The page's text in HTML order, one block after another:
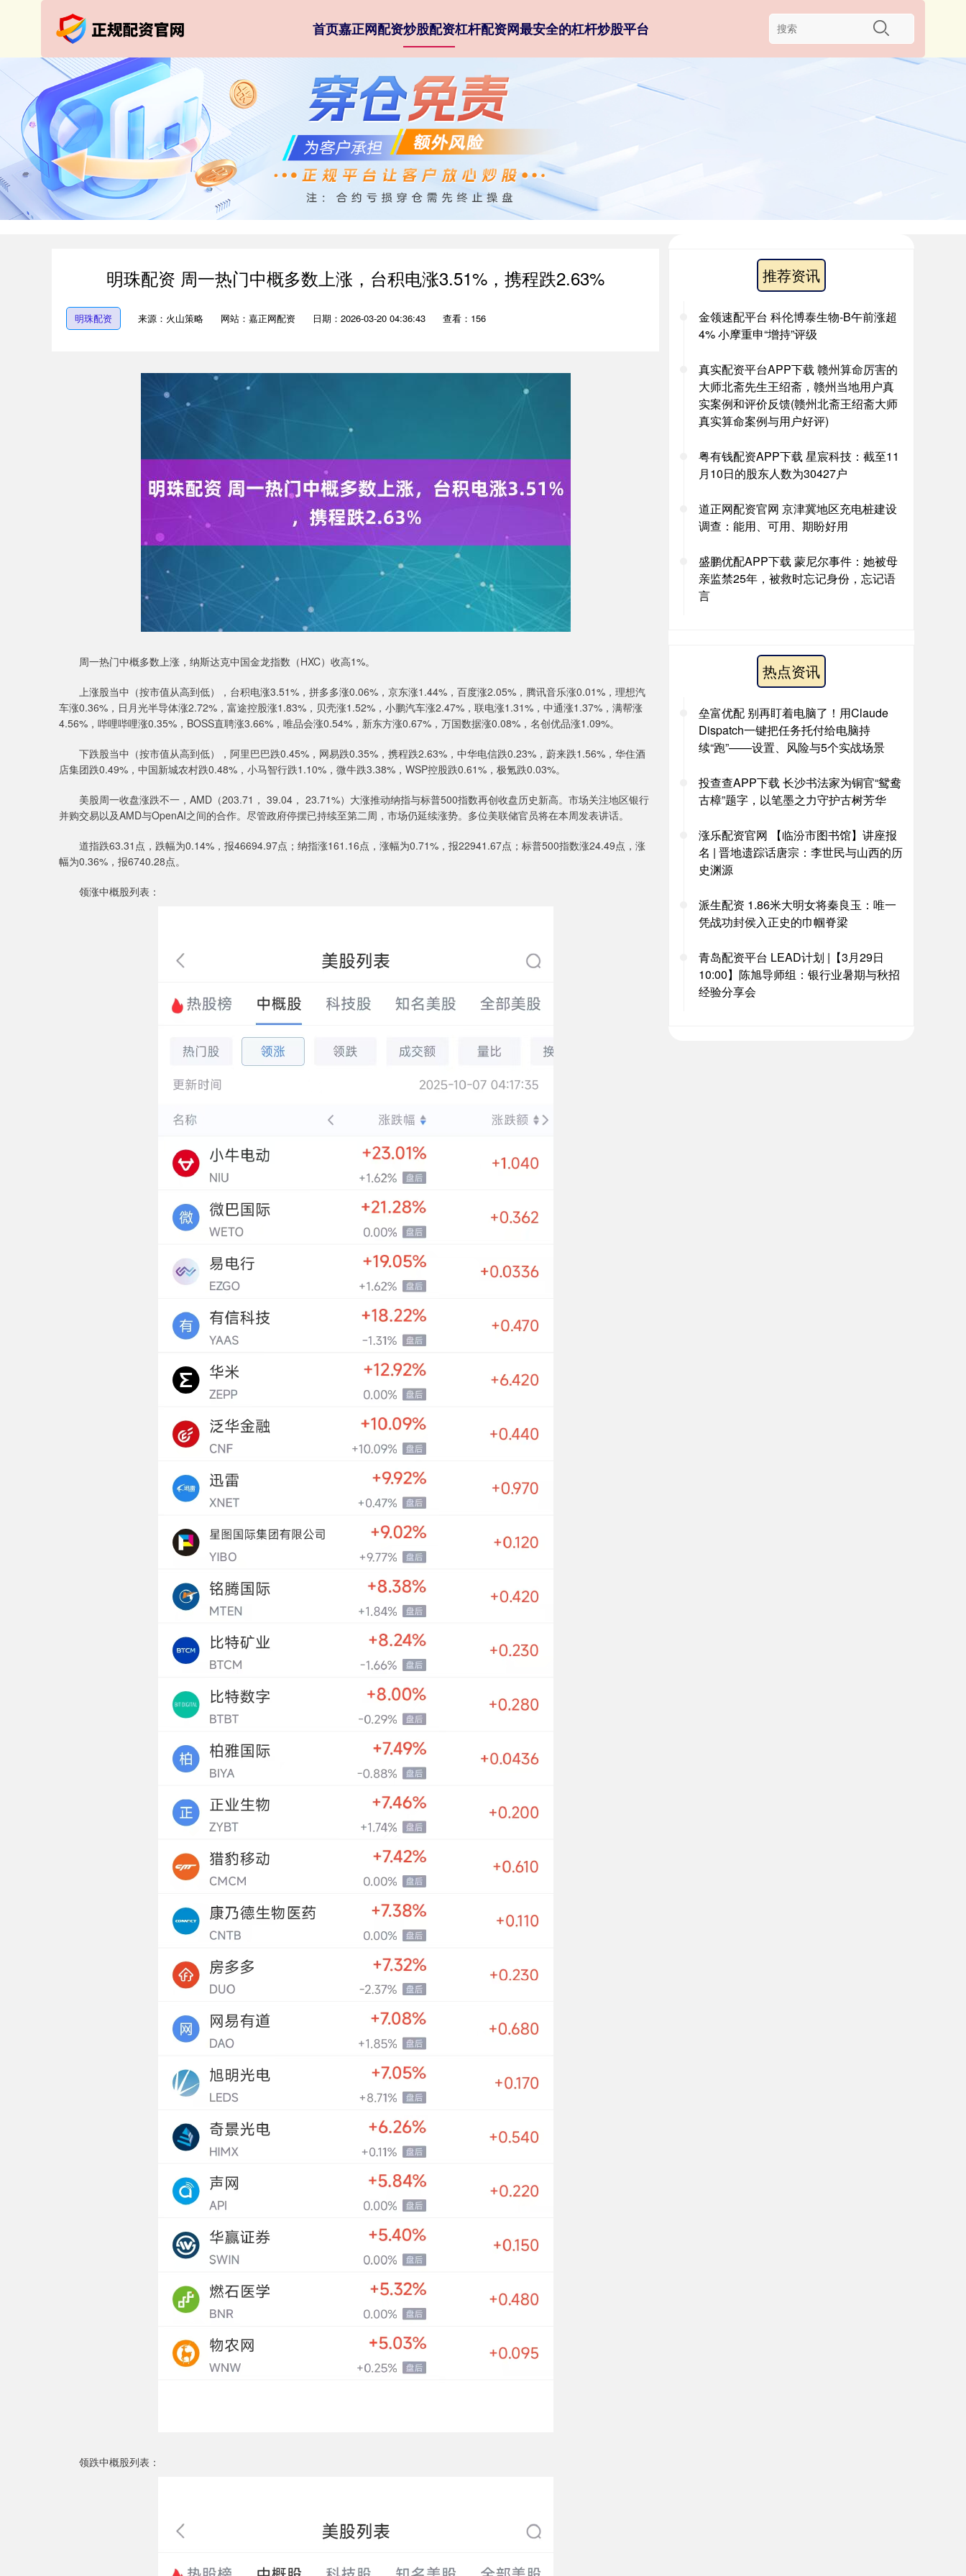
首页嘉正网配资炒股配资杠杆配资网最安全的杠杆炒股平台
明珠配资 周一热门中概多数上涨，台积电涨3.51%，携程跌2.63%
明珠配资 来源：火山策略 网站：嘉正网配资 日期：2026-03-20 04:36:43 查看：156
周一热门中概多数上涨，纳斯达克中国金龙指数（HXC）收高1%。
上涨股当中（按市值从高到低），台积电涨3.51%，拼多多涨0.06%，京东涨1.44%，百度涨2.05%，腾讯音乐涨0.01%，理想汽
车涨0.36%，日月光半导体涨2.72%，富途控股涨1.83%，贝壳涨1.52%，小鹏汽车涨2.47%，联电涨1.31%，中通涨1.37%，满帮涨
4.56%，哔哩哔哩涨0.35%，BOSS直聘涨3.66%，唯品会涨0.54%，新东方涨0.67%，万国数据涨0.08%，名创优品涨1.09%。
下跌股当中（按市值从高到低），阿里巴巴跌0.45%，网易跌0.35%，携程跌2.63%，中华电信跌0.23%，蔚来跌1.56%，华住酒
店集团跌0.49%，中国新城农村跌0.48%，小马智行跌1.10%，微牛跌3.38%，WSP控股跌0.61%，极氪跌0.03%。
美股周一收盘涨跌不一，AMD（203.71， 39.04， 23.71%）大涨推动纳指与标普500指数再创收盘历史新高。市场关注地区银行
并购交易以及AMD与OpenAI之间的合作。尽管政府停摆已持续至第二周，市场仍延续涨势。多位美联储官员将在本周发表讲话。
道指跌63.31点，跌幅为0.14%，报46694.97点；纳指涨161.16点，涨幅为0.71%，报22941.67点；标普500指数涨24.49点，涨
幅为0.36%，报6740.28点。
领涨中概股列表：
领跌中概股列表：
推荐资讯
金领速配平台 科伦博泰生物-B午前涨超
4% 小摩重申“增持”评级
真实配资平台APP下载 赣州算命厉害的
大师北斋先生王绍斋，赣州当地用户真
实案例和评价反馈(赣州北斋王绍斋大师
真实算命案例与用户好评)
粤有钱配资APP下载 星宸科技：截至11
月10日的股东人数为30427户
道正网配资官网 京津冀地区充电桩建设
调查：能用、可用、期盼好用
盛鹏优配APP下载 蒙尼尔事件：她被母
亲监禁25年，被救时忘记身份，忘记语
言
热点资讯
垒富优配 别再盯着电脑了！用Claude
Dispatch一键把任务托付给电脑持
续“跑”——设置、风险与5个实战场景
投查查APP下载 长沙书法家为铜官“鸳鸯
古樟”题字，以笔墨之力守护古树芳华
涨乐配资官网 【临汾市图书馆】讲座报
名 | 晋地遗踪话唐宗：李世民与山西的历
史渊源
派生配资 1.86米大明女将秦良玉：唯一
凭战功封侯入正史的巾帼脊梁
青岛配资平台 LEAD计划 |【3月29日
10:00】陈旭导师组：银行业暑期与秋招
经验分享会